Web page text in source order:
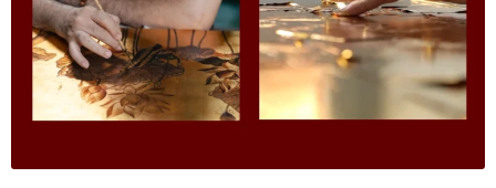
In tranh treo tường theo yêu cầu
Fine Art Giclée Printing
In ảnh theo yêu cầu